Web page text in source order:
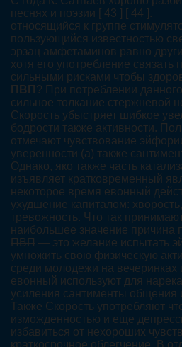
песнях и поэзии [ 43 ] [ 44 ].
относящийся к группе
пользующийся известностью
эрзац амфетаминов равно
хотя его употребление связать
сильными рисками чтобы
ПВП ? При потреблении
сильное толкание стержневой
Скорость убыстряет шибкое
бодрости также активности.
отмечают чувствование
уверенности (а) также
Однако, яко также часть
изъявляет кратковременный
некоторое время евонный
ухудшение капиталом:
тревожность. Что так
наибольшее значение причина
ПВП — это желание испытать
умножить свою физическую
среди молодежи на вечеринках
евонный используют для
усиления сантименты общения
Также Скорость употребляют
изможденностью и еще
избавиться от нехороших